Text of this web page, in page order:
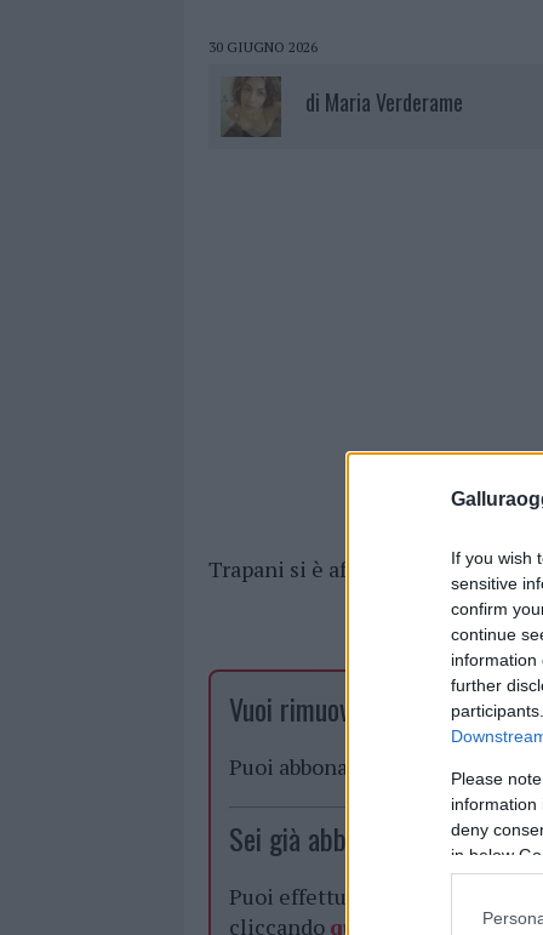
If you wish
sensitive
confirm
continue
information
further
Please
information
deny
in below
30 GIUGNO 2026
di Maria Verderame
Trapani si è affiancato anche un
Vuoi rimuovere le pubblicità
Puoi abbonarti a soli € 1,10 al
Sei già abbonato?
Puoi effettuare l'accesso
cliccando qui